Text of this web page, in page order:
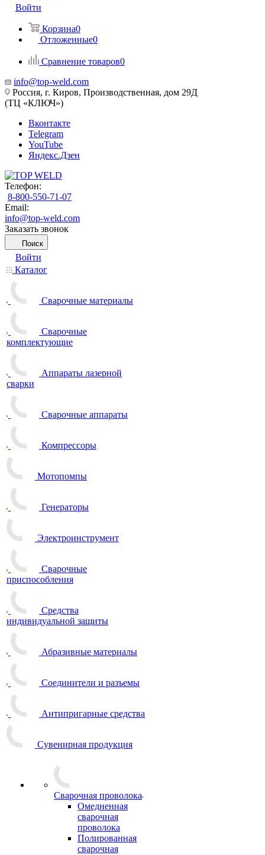
Войти
Корзина0
Отложенные0
Сравнение товаров0
info@top-weld.com
Россия, г. Киров, Производственная, дом 29Д
(ТЦ «КЛЮЧ»)
Вконтакте
Telegram
YouTube
Яндекс.Дзен
Телефон:
8-800-550-71-07
Email:
info@top-weld.com
Заказать звонок
Поиск
Войти
Каталог
Сварочные материалы
Сварочные
комплектующие
Аппараты лазерной
сварки
Сварочные аппараты
Компрессоры
Мотопомпы
Генераторы
Электроинструмент
Сварочные
приспособления
Средства
индивидуальной защиты
Абразивные материалы
Соединители и разъемы
Антипригарные средства
Сувенирная продукция
Сварочная проволока
Омедненная
сварочная
проволока
Полированная
сварочная